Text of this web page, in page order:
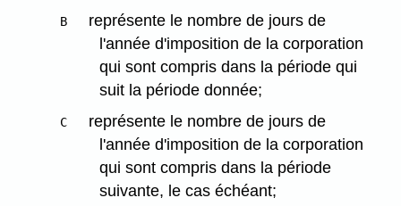
B représente le nombre de jours de
l'année d'imposition de la corporation
qui sont compris dans la période qui
suit la période donnée;
C représente le nombre de jours de
l'année d'imposition de la corporation
qui sont compris dans la période
suivante, le cas échéant;